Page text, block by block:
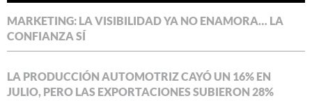
MARKETING: LA VISIBILIDAD YA NO ENAMORA… LA
CONFIANZA SÍ
LA PRODUCCIÓN AUTOMOTRIZ CAYÓ UN 16% EN
JULIO, PERO LAS EXPORTACIONES SUBIERON 28%